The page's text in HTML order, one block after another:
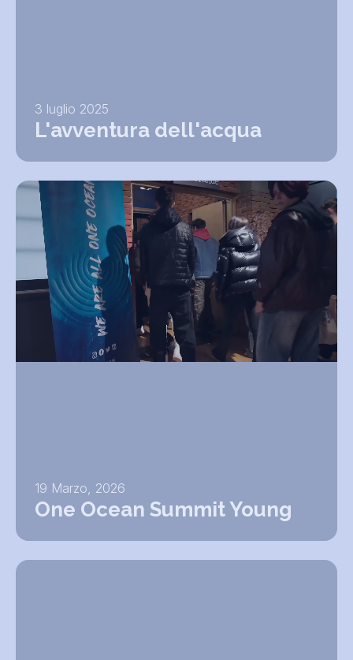
3 luglio 2025
L'avventura dell'acqua
19 Marzo, 2026
One Ocean Summit Young